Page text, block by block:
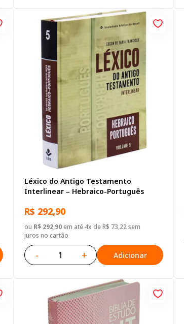
Léxico do Antigo Testamento
Interlinear – Hebraico-Português
R$ 292,90
ou R$ 292,90em até 4x de R$ 73,22 sem
juros no cartão
- + Adicionar